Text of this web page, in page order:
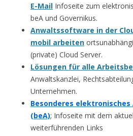
E-Mail Infoseite zum
beA und Governikus.
Anwaltssoftware in der
mobil arbeiten
(private) Cloud Server.
Lösungen für alle
Anwaltskanzlei,
Unternehmen.
Besonderes
(beA); Infoseite mit dem
weiterführenden Links